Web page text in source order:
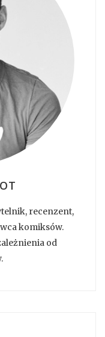
recenzent,
komiksów.
od